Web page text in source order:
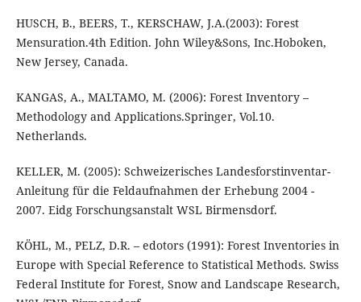
HUSCH, B., BEERS, T., KERSCHAW, J.A.(2003): Forest
Mensuration.4th Edition. John Wiley&Sons, Inc.Hoboken,
New Jersey, Canada.
KANGAS, A., MALTAMO, M. (2006): Forest Inventory –
Methodology and Applications.Springer, Vol.10.
Netherlands.
KELLER, M. (2005): Schweizerisches Landesforstinventar-
Anleitung für die Feldaufnahmen der Erhebung 2004 -
2007. Eidg Forschungsanstalt WSL Birmensdorf.
KÖHL, M., PELZ, D.R. – edotors (1991): Forest Inventories in
Europe with Special Reference to Statistical Methods. Swiss
Federal Institute for Forest, Snow and Landscape Research,